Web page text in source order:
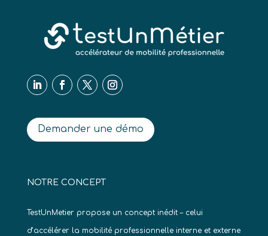
Demander une démo
NOTRE CONCEPT
TestUnMetier propose un concept inédit – celui
d’accélérer la mobilité professionnelle interne et externe